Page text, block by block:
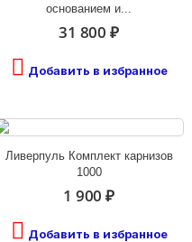
основанием и...
31 800 ₽
Добавить в избранное
Ливерпуль Комплект карнизов
1000
1 900 ₽
Добавить в избранное